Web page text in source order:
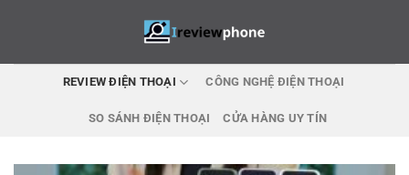
REVIEW ĐIỆN THOẠI CÔNG NGHỆ ĐIỆN THOẠI
SO SÁNH ĐIỆN THOẠI CỬA HÀNG UY TÍN